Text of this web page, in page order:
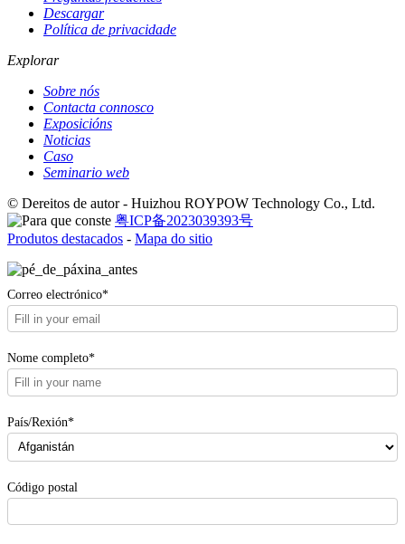
Descargar
Política de privacidade
Explorar
Sobre nós
Contacta connosco
Exposicións
Noticias
Caso
Seminario web
© Dereitos de autor - Huizhou ROYPOW Technology Co., Ltd.
粤ICP备2023039393号
Produtos destacados - Mapa do sitio
Correo electrónico*
Nome completo*
País/Rexión*
Código postal